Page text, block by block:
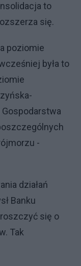
to
się.
poziomie
była to
-
działań
Banku
się o
Tak